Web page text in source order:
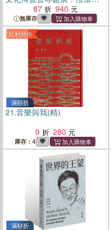
象：中國藝術研究院美術創
作精品展作品集（簡體書）
87 940
無庫存
紅利兌換
滿額折
21.音樂與我(精)
9
280
庫存：4
滿額折